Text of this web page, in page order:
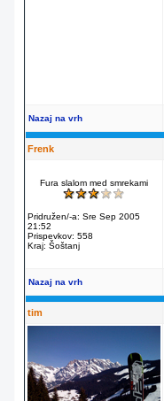
Nazaj na vrh
Frenk
Fura slalom med smrekami
Pridružen/-a: Sre Sep 2005
21:52
Prispevkov: 558
Kraj: Šoštanj
Nazaj na vrh
tim